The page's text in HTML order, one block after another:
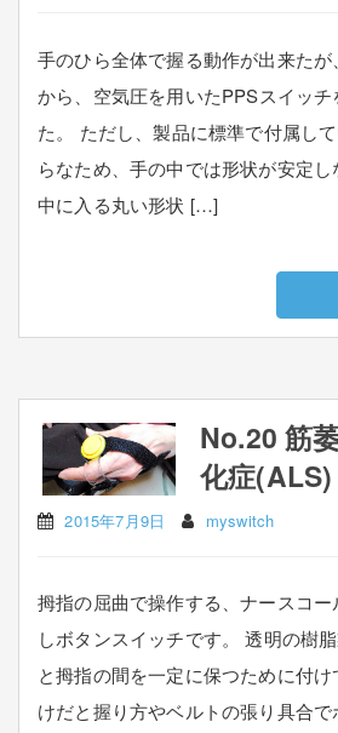
手のひら全体で握る動作が出来たが
から、空気圧を用いたPPSスイッ
た。 ただし、製品に標準で付属し
らなため、手の中では形状が安定
中に入る丸い形状 […]
No.20 筋
化症(ALS)
2015年7月9日 myswitch
拇指の屈曲で操作する、ナースコ
しボタンスイッチです。 透明の樹
と拇指の間を一定に保つために付
けだと握り方やベルトの張り具合